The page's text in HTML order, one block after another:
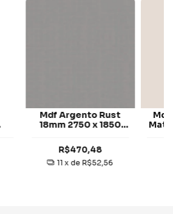
Mdf Argento Rust
18mm 2750 x 1850
R$470,48
11 x deR$52,56
Mdf
Matt